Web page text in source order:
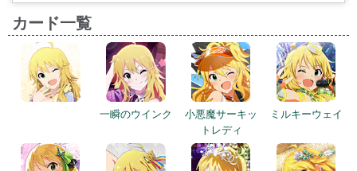
カード一覧
一瞬のウインク
小悪魔サーキッ
トレディ
ミルキーウェイ